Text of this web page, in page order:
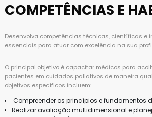
COMPETÊNCIAS E
Desenvolva competências técnicas, científicas e
essenciais para atuar com excelência na sua
O principal objetivo é capacitar médicos para
pacientes em cuidados paliativos de maneira
objetivos específicos incluem:
Compreender os princípios e fundamentos
Realizar avaliação multidimensional e